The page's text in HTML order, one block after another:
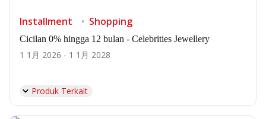
Installment Shopping
Cicilan 0% hingga 12 bulan - Celebrities Jewellery
1 1月 2026 - 1 1月 2028
Produk Terkait